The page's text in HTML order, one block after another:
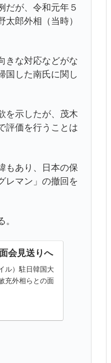
だが、令和元年５
郎外相（当時）
きな対応などがな
国した南氏に関し
を示したが、茂木
評価を行うことは
もあり、日本の保
レマン」の撤回を
会見送りへ
ル）駐日韓国大
充外相らとの面